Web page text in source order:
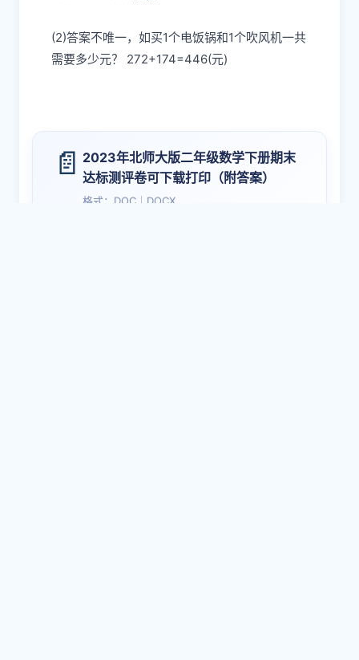
(2)答案不唯一，如买1个电饭锅和1个吹风机一共
需要多少元？ 272+174=446(元)
📄 2023年北师大版二年级数学下册期末
达标测评卷可下载打印（附答案）
格式：DOC｜DOCX